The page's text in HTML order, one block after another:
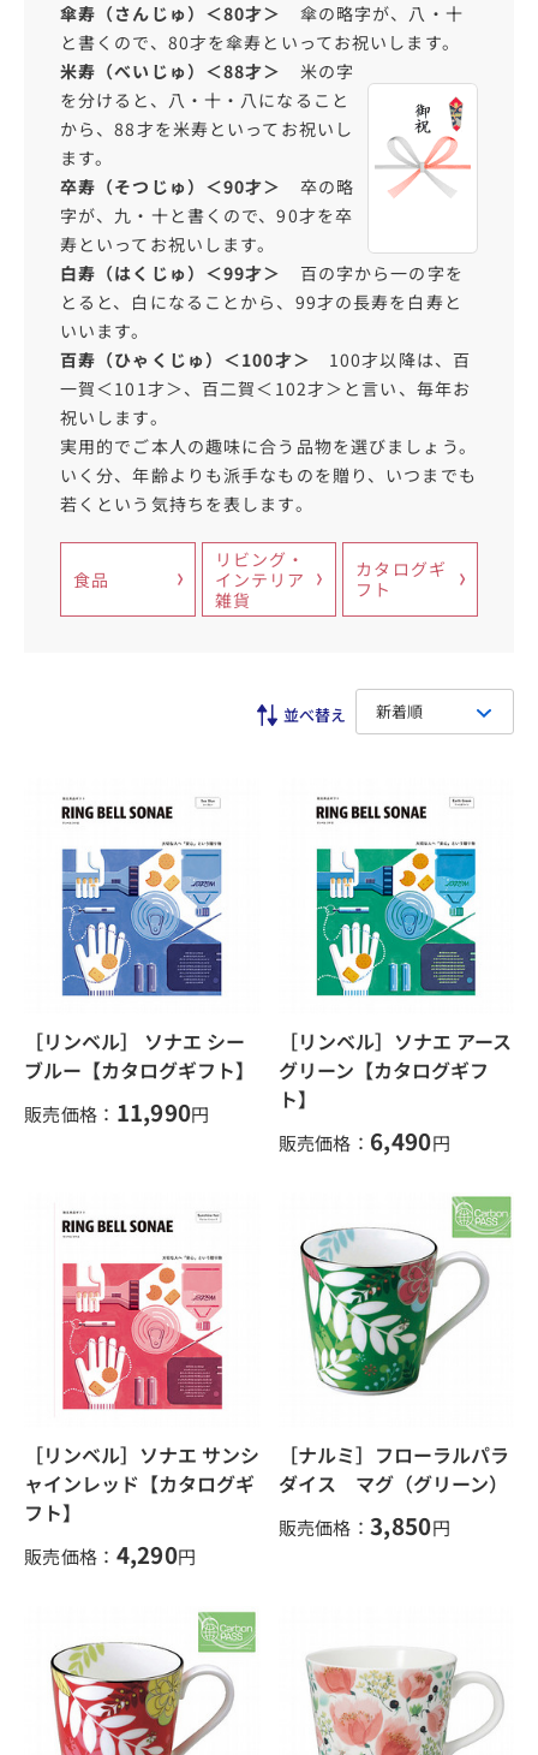
傘寿（さんじゅ）＜80才＞
傘の略字が、八・十
と書くので、80才を傘寿といってお祝いします。
米寿（べいじゅ）＜88才＞
米の字
を分けると、八・十・八になること
から、88才を米寿といってお祝いし
ます。
卒寿（そつじゅ）＜90才＞
卒の略
字が、九・十と書くので、90才を卒
寿といってお祝いします。
白寿（はくじゅ）＜99才＞
百の字から一の字を
とると、白になることから、99才の長寿を白寿と
いいます。
百寿（ひゃくじゅ）＜100才＞ 100才以降は、百
一賀＜101才＞、百二賀＜102才＞と言い、毎年お
祝いします。
実用的でご本人の趣味に合う品物を選びましょう。
いく分、年齢よりも派手なものを贈り、いつまでも
若くという気持ちを表します。
食品
リビング・
インテリア
雑貨
カタログギ
フト
新着順
［リンベル］ ソナエ シー
ブルー【カタログギフト】
販売価格： 11,990円
［リンベル］ソナエ アース
グリーン【カタログギフ
ト】
販売価格： 6,490円
［リンベル］ソナエ サンシ
ャインレッド【カタログギ
フト】
販売価格： 4,290円
［ナルミ］フローラルパラ
ダイス マグ（グリーン）
販売価格： 3,850円